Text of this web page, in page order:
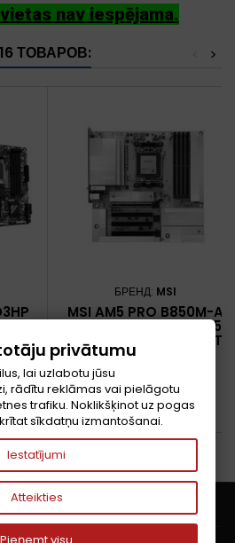
nav iespējama.
ТОВАРОВ: >
БРЕНД: MSI
MSI AM5 PRO B850M-A
WIFI PZ M-ATX AMD B850
SOCKET AM5 МИКРО ATX
Цена
180,06 €
 В корзину
В НАЛИЧИИ

privātumu
lai uzlabotu jūsu
rādītu reklāmas vai pielāgotu
trafiku. Noklikšķinot uz pogas
sīkdatņu izmantošanai.
Iestatījumi
Atteikties